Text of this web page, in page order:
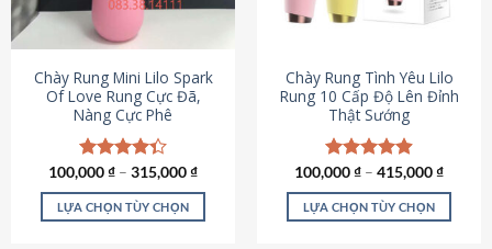
thể
chọn
trên
trang
sản
phẩm
Chày Rung Mini Lilo Spark
Of Love Rung Cực Đã,
Nàng Cực Phê
Được xếp
hạng4.33
5 sao
100,000₫ – 315,000₫
LỰA CHỌN TÙY CHỌN
Chày Rung Tình Yêu Lilo
Rung 10 Cấp Độ Lên Đỉnh
Thật Sướng
Được xếp
hạng4.94
5 sao
100,000₫ – 415,000₫
LỰA CHỌN TÙY CHỌN